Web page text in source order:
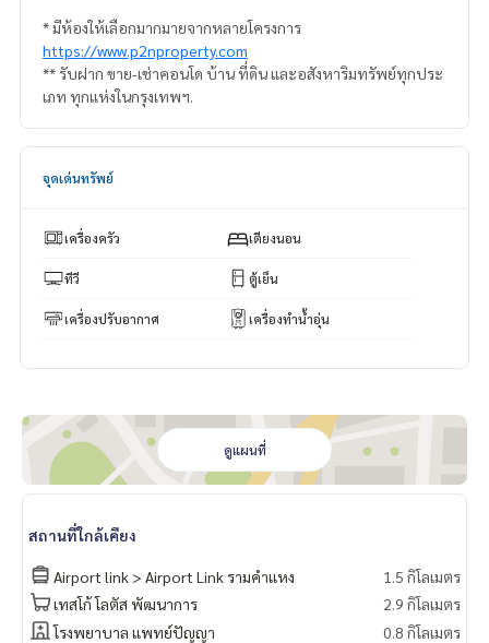
* มีห้องให้เลือกมากมายจากหลายโครงการ
https://www.p2nproperty.com
** รับฝาก ขาย-เช่าคอนโด บ้าน ที่ดิน และอสังหาริมทรัพย์ทุกประ
เภท ทุกแห่งในกรุงเทพฯ.
จุดเด่นทรัพย์
เครื่องครัว เตียงนอน
ทีวี ตู้เย็น
เครื่องปรับอากาศ เครื่องทำน้ำอุ่น
ดูแผนที่
สถานที่ใกล้เคียง
Airport link > Airport Link รามคำแหง
1.5 กิโลเมตร
เทสโก้ โลตัส​ พัฒนาการ
2.9 กิโลเมตร
โรงพยาบาล แพทย์ปัญญา
0.8 กิโลเมตร